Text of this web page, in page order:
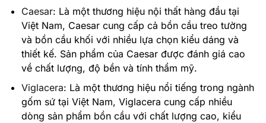
Caesar: Là một thương hiệu nội thất hàng đầu tại
Việt Nam, Caesar cung cấp cả bồn cầu treo tường
và bồn cầu khối với nhiều lựa chọn kiểu dáng và
thiết kế. Sản phẩm của Caesar được đánh giá cao
về chất lượng, độ bền và tính thẩm mỹ.
Viglacera: Là một thương hiệu nổi tiếng trong ngành
gốm sứ tại Việt Nam, Viglacera cung cấp nhiều
dòng sản phẩm bồn cầu với chất lượng cao, kiểu